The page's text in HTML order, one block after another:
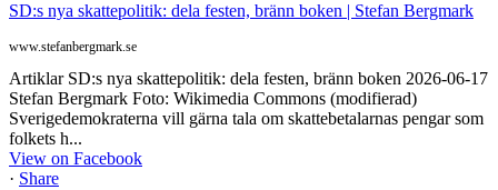
SD:s nya skattepolitik: dela festen, bränn boken | Stefan Bergmark
www.stefanbergmark.se
Artiklar SD:s nya skattepolitik: dela festen, bränn boken 2026-06-17
Stefan Bergmark Foto: Wikimedia Commons (modifierad)
Sverigedemokraterna vill gärna tala om skattebetalarnas pengar som
folkets h...
View on Facebook
· Share